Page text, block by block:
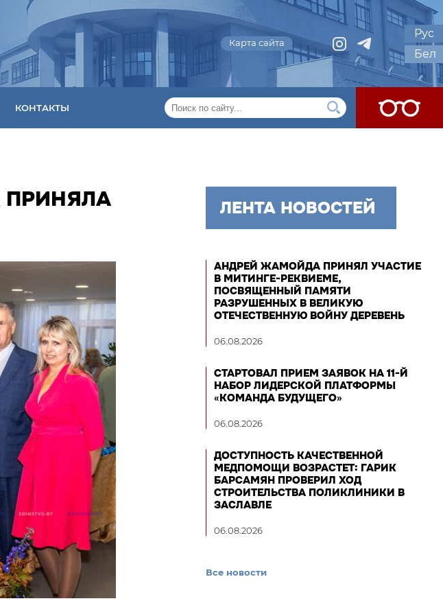
Карта сайта
Рус
Бел
КОНТАКТЫ
ПРИНЯЛА
ЛЕНТА НОВОСТЕЙ
АНДРЕЙ ЖАМОЙДА ПРИНЯЛ УЧАСТИЕ
В МИТИНГЕ-РЕКВИЕМЕ,
ПОСВЯЩЕННЫЙ ПАМЯТИ
РАЗРУШЕННЫХ В ВЕЛИКУЮ
ОТЕЧЕСТВЕННУЮ ВОЙНУ ДЕРЕВЕНЬ
06.08.2026
СТАРТОВАЛ ПРИЕМ ЗАЯВОК НА 11-Й
НАБОР ЛИДЕРСКОЙ ПЛАТФОРМЫ
«КОМАНДА БУДУЩЕГО»
06.08.2026
ДОСТУПНОСТЬ КАЧЕСТВЕННОЙ
МЕДПОМОЩИ ВОЗРАСТЕТ: ГАРИК
БАРСАМЯН ПРОВЕРИЛ ХОД
СТРОИТЕЛЬСТВА ПОЛИКЛИНИКИ В
ЗАСЛАВЛЕ
06.08.2026
Все новости